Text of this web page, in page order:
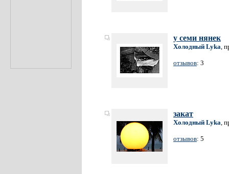
у семи нянек
Холодный Lyka,
отзывов: 3
закат
Холодный Lyka,
отзывов: 5